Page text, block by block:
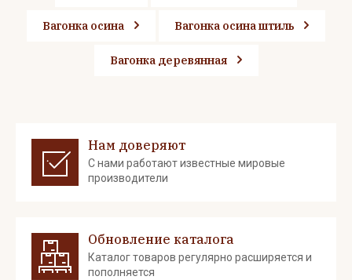
Вагонка осина Вагонка осина штиль
Вагонка деревянная
Нам доверяют
С нами работают известные мировые
производители
Обновление каталога
Каталог товаров регулярно расширяется и
пополняется